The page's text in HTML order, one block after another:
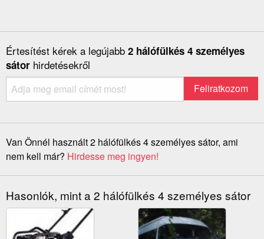
Értesítést kérek a legújabb 2 hálófülkés 4 személyes
sátor hirdetésekről
Van Önnél használt 2 hálófülkés 4 személyes sátor, ami
nem kell már? Hirdesse meg ingyen!
Hasonlók, mint a 2 hálófülkés 4 személyes sátor